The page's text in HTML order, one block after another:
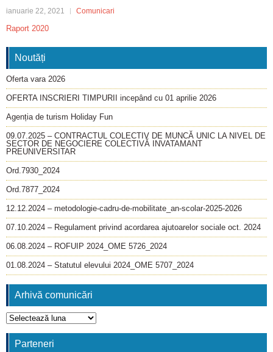
ianuarie 22, 2021 Comunicari
Raport 2020
Noutăți
Oferta vara 2026
OFERTA INSCRIERI TIMPURII incepând cu 01 aprilie 2026
Agenția de turism Holiday Fun
09.07.2025 – CONTRACTUL COLECTIV DE MUNCĂ UNIC LA NIVEL DE
SECTOR DE NEGOCIERE COLECTIVĂ INVATAMANT
PREUNIVERSITAR
Ord.7930_2024
Ord.7877_2024
12.12.2024 – metodologie-cadru-de-mobilitate_an-scolar-2025-2026
07.10.2024 – Regulament privind acordarea ajutoarelor sociale oct. 2024
06.08.2024 – ROFUIP 2024_OME 5726_2024
01.08.2024 – Statutul elevului 2024_OME 5707_2024
Arhivă comunicări
Arhivă
comunicări
Parteneri